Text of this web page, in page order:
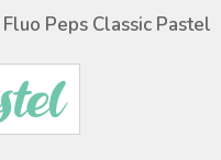
Peps Classic Pastel